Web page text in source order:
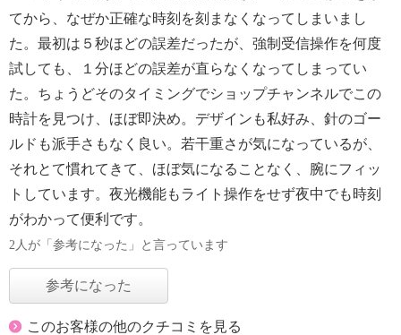
てから、なぜか正確な時刻を刻まなくなってしまいまし
た。最初は５秒ほどの誤差だったが、強制受信操作を何度
試しても、１分ほどの誤差が直らなくなってしまってい
た。ちょうどそのタイミングでショップチャンネルでこの
時計を見つけ、ほぼ即決め。デザインも私好み、針のゴー
ルドも派手さもなく良い。若干重さが気になっているが、
それとて慣れてきて、ほぼ気になることなく、腕にフィッ
トしています。夜光機能もライト操作をせず夜中でも時刻
がわかって便利です。
2人が「参考になった」と言っています
参考になった
このお客様の他のクチコミを見る